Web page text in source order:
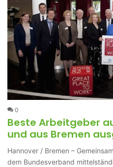
0
Beste Arbeitgeber
und aus Bremen
Hannover / Bremen –
dem Bundesverband